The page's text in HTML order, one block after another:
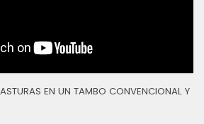
EN UN TAMBO CONVENCIONAL Y